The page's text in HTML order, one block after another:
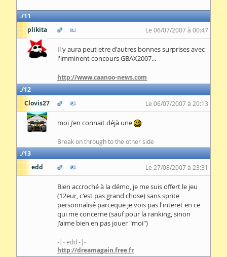
11
plikita
Le 06/07/2007 à 00:47
Il y aura peut etre d'autres bonnes surprises avec
l'imminent concours GBAX2007...
http://www.caanoo-news.com
12
Clovis27
Le 06/07/2007 à 20:13
moi j'en connait déjà une
Break on through to the other side
13
edd
Le 27/08/2007 à 23:31
Bien accroché à la démo, je me suis offert le jeu
(12eur, c'est pas grand chose) sans sprite
personnalisé parceque je vois pas l'interet en ce
qui me concerne (sauf pour la ranking, sinon
j'aime bien en pas jouer "moi")
-|- edd -|-
http://dreamagain.free.fr